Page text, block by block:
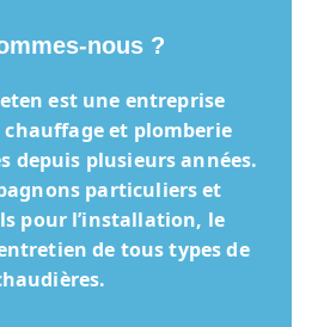
nous ?
est une entreprise
chauffage et plomberie
depuis plusieurs années.
particuliers et
pour l’installation, le
de tous types de